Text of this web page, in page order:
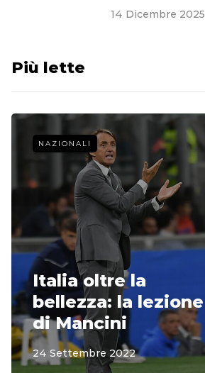
14 Dicembre 2025
Più lette
NAZIONALI
Italia oltre la
bellezza: la lezione
di Mancini
24 Settembre 2022